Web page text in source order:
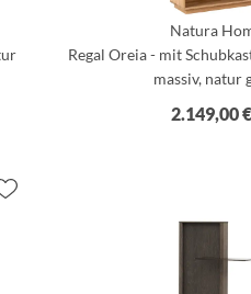
Natura
Regal Oreia - mit
massiv, natur
2.149,00